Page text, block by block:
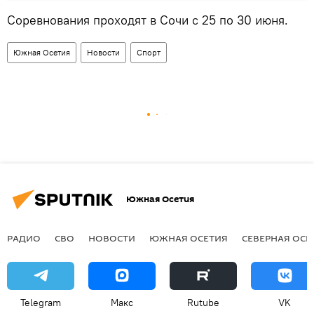
Соревнования проходят в Сочи с 25 по 30 июня.
Южная Осетия Новости Спорт
Южная Осетия
РАДИО СВО НОВОСТИ ЮЖНАЯ ОСЕТИЯ СЕВЕРНАЯ
Telegram Макс Rutube VK